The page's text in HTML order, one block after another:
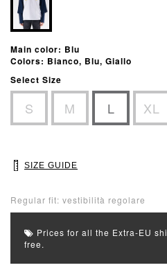
Main color: Blu
Colors: Bianco, Blu, Giallo
Select Size
S M L XL
SIZE GUIDE
Regular fit: vestibilità regolare
Prices for all the Extra-EU
free.